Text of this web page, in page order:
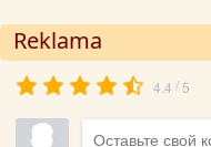
Reklama
4.4 / 5